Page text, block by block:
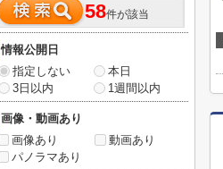
58件が該当
情報公開日
指定しない
本日
3日以内
1週間以内
画像・動画あり
画像あり
動画あり
パノラマあり